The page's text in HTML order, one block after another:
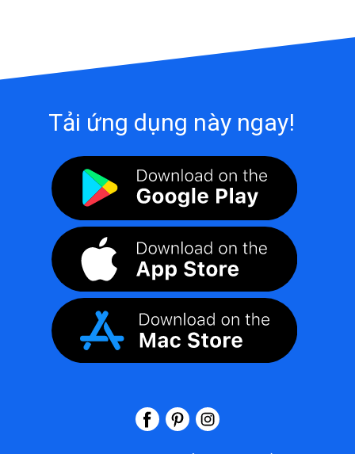
Tải ứng dụng này ngay!